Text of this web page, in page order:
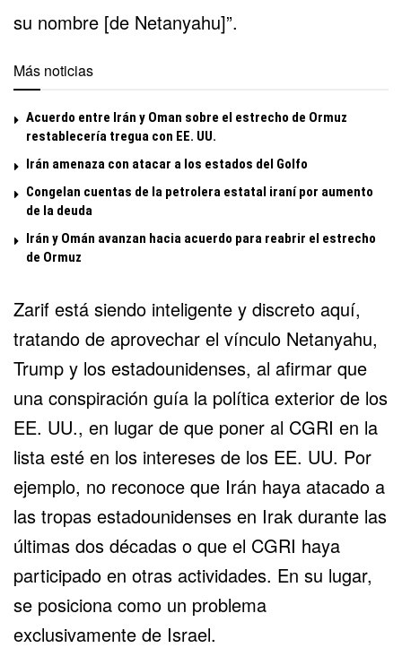
su nombre [de Netanyahu]”.
Más noticias
Acuerdo entre Irán y Oman sobre el estrecho de Ormuz
restablecería tregua con EE. UU.
Irán amenaza con atacar a los estados del Golfo
Congelan cuentas de la petrolera estatal iraní por aumento
de la deuda
Irán y Omán avanzan hacia acuerdo para reabrir el estrecho
de Ormuz
Zarif está siendo inteligente y discreto aquí,
tratando de aprovechar el vínculo Netanyahu,
Trump y los estadounidenses, al afirmar que
una conspiración guía la política exterior de los
EE. UU., en lugar de que poner al CGRI en la
lista esté en los intereses de los EE. UU. Por
ejemplo, no reconoce que Irán haya atacado a
las tropas estadounidenses en Irak durante las
últimas dos décadas o que el CGRI haya
participado en otras actividades. En su lugar,
se posiciona como un problema
exclusivamente de Israel.